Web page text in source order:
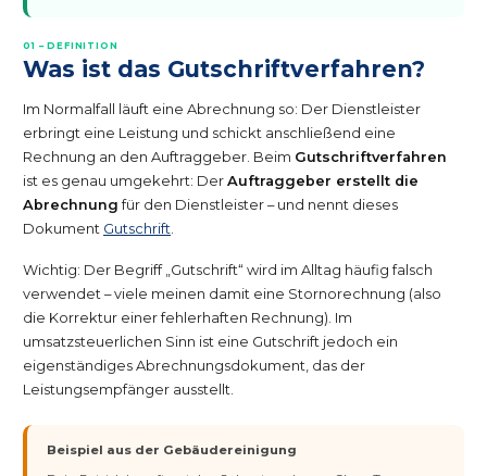
01 – DEFINITION
Was ist das Gutschriftverfahren?
Im Normalfall läuft eine Abrechnung so: Der Dienstleister
erbringt eine Leistung und schickt anschließend eine
Rechnung an den Auftraggeber. Beim Gutschriftverfahren
ist es genau umgekehrt: Der Auftraggeber erstellt die
Abrechnung für den Dienstleister – und nennt dieses
Dokument Gutschrift
Wichtig: Der Begriff „Gutschrift“ wird im Alltag häufig falsch
verwendet – viele meinen damit eine Stornorechnung (also
die Korrektur einer fehlerhaften Rechnung). Im
umsatzsteuerlichen Sinn ist eine Gutschrift jedoch ein
eigenständiges Abrechnungsdokument, das der
Leistungsempfänger ausstellt.
Beispiel aus der Gebäudereinigung